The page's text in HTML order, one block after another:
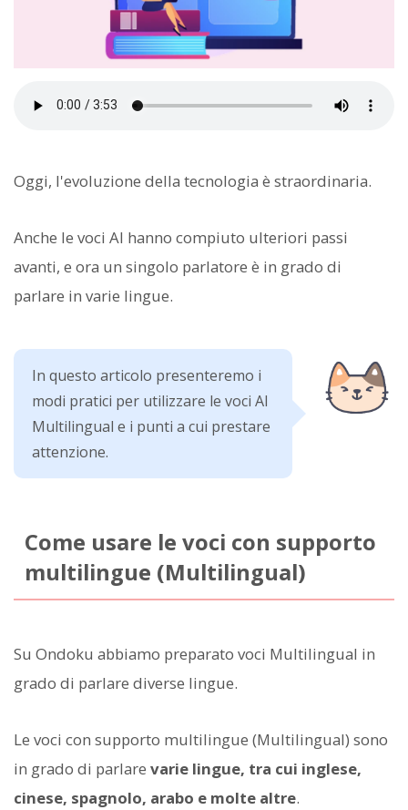
Oggi, l'evoluzione della tecnologia è straordinaria.
Anche le voci AI hanno compiuto ulteriori passi
avanti, e ora un singolo parlatore è in grado di
parlare in varie lingue.
In questo articolo presenteremo i
modi pratici per utilizzare le voci AI
Multilingual e i punti a cui prestare
attenzione.
Come usare le voci con supporto
multilingue (Multilingual)
Su Ondoku abbiamo preparato voci Multilingual in
grado di parlare diverse lingue.
Le voci con supporto multilingue (Multilingual) sono
in grado di parlare varie lingue, tra cui inglese,
cinese, spagnolo, arabo e molte altre.